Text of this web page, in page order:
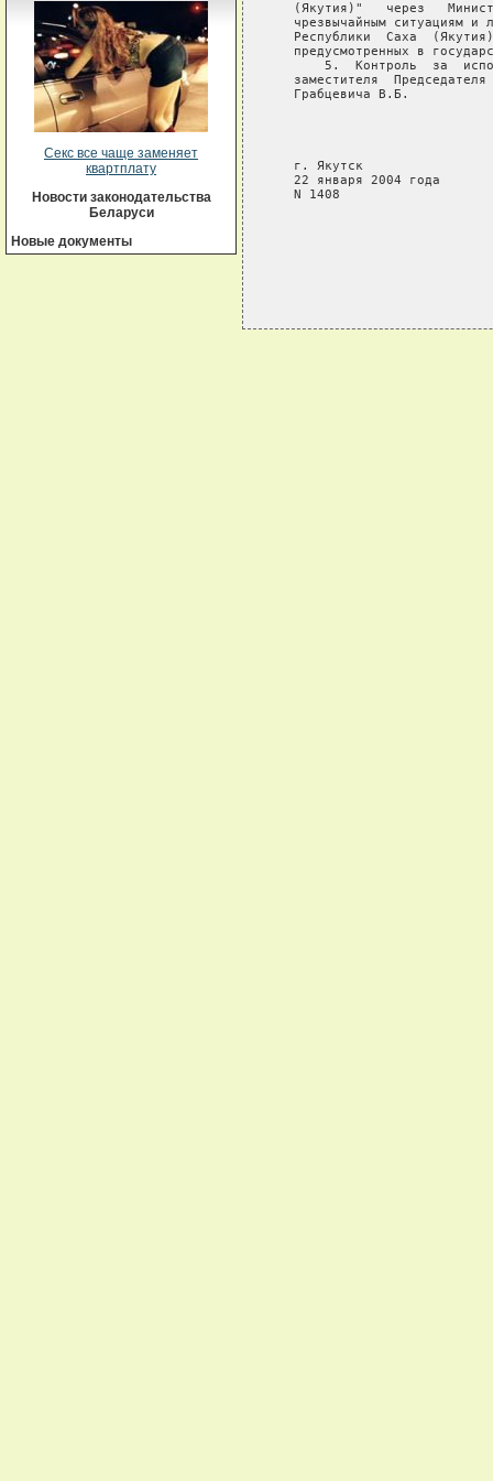
Секс все чаще заменяет
квартплату
Новости законодательства
Беларуси
Новые документы
(Якутия)"   через
чрезвычайным ситуациям и
Республики  Саха
предусмотренных в
5.  Контроль  за
заместителя
   Грабцевича В.Б.
   г. Якутск
   22 января 2004 года
   N 1408